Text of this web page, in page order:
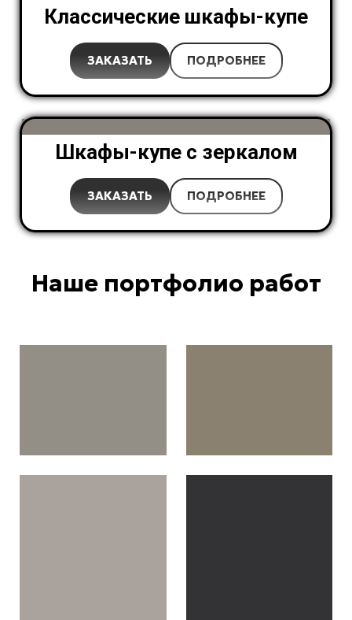
Классические шкафы-купе
ЗАКАЗАТЬ ПОДРОБНЕЕ
Шкафы-купе с зеркалом
ЗАКАЗАТЬ ПОДРОБНЕЕ
Наше портфолио работ